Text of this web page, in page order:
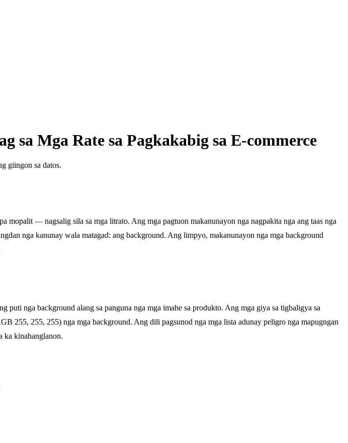
sa Mga Rate sa Pagkakabig sa E-commerce
giingon sa datos.
— nagsalig sila sa mga litrato. Ang mga pagtuon makanunayon nga nagpakita nga ang taas nga
nga kanunay wala matagad: ang background. Ang limpyo, makanunayon nga mga background
nga background alang sa panguna nga mga imahe sa produkto. Ang mga giya sa tigbaligya sa
255, 255, 255) nga mga background. Ang dili pagsunod nga mga lista adunay peligro nga mapugngan
ka kinahanglanon.